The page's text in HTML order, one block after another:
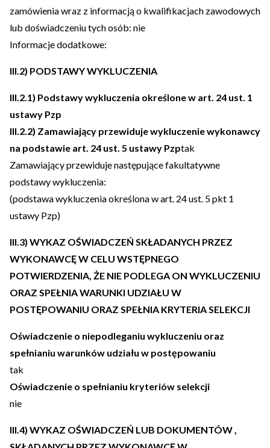
zamówienia wraz z informacją o kwalifikacjach zawodowych
lub doświadczeniu tych osób: nie
Informacje dodatkowe:
III.2) PODSTAWY WYKLUCZENIA
III.2.1) Podstawy wykluczenia określone w art. 24 ust. 1
ustawy Pzp
III.2.2) Zamawiający przewiduje wykluczenie wykonawcy
na podstawie art. 24 ust. 5 ustawy Pzptak
Zamawiający przewiduje następujące fakultatywne
podstawy wykluczenia:
(podstawa wykluczenia określona w art. 24 ust. 5 pkt 1
ustawy Pzp)
III.3) WYKAZ OŚWIADCZEŃ SKŁADANYCH PRZEZ
WYKONAWCĘ W CELU WSTĘPNEGO
POTWIERDZENIA, ŻE NIE PODLEGA ON WYKLUCZENIU
ORAZ SPEŁNIA WARUNKI UDZIAŁU W
POSTĘPOWANIU ORAZ SPEŁNIA KRYTERIA SELEKCJI
Oświadczenie o niepodleganiu wykluczeniu oraz
spełnianiu warunków udziału w postępowaniu
tak
Oświadczenie o spełnianiu kryteriów selekcji
nie
III.4) WYKAZ OŚWIADCZEŃ LUB DOKUMENTÓW ,